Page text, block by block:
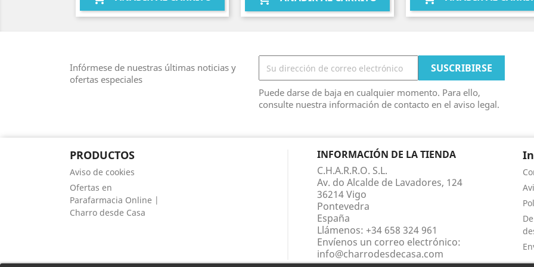
Infórmese de nuestras últimas noticias y
ofertas especiales
Puede darse de baja en cualquier momento. Para ello,
consulte nuestra información de contacto en el aviso legal.
PRODUCTOS
Aviso de cookies
Ofertas en
Parafarmacia Online |
Charro desde Casa
INFORMACIÓN DE LA TIENDA
C.H.A.R.R.O. S.L.
Av. do Alcalde de Lavadores, 124
36214 Vigo
Pontevedra
España
Llámenos: +34 658 324 961
Envíenos un correo electrónico:
info@charrodesdecasa.com